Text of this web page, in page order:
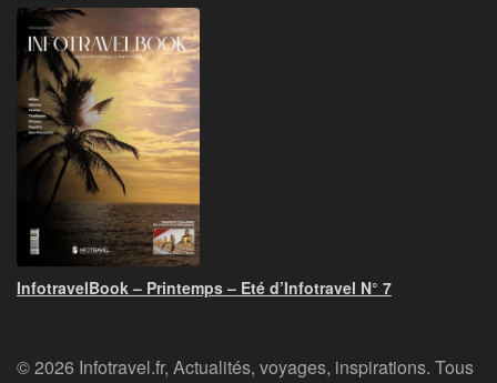
InfotravelBook – Printemps – Eté d’Infotravel N° 7
© 2026 Infotravel.fr, Actualités, voyages, inspirations. Tous